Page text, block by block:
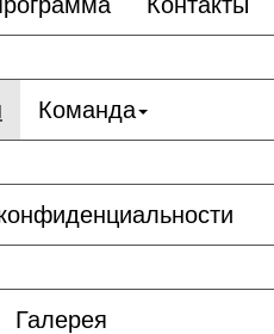
Команда
Галерея